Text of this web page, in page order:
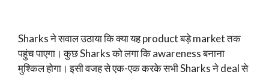
Sharks ने सवाल उठाया कि क्या यह product बड़े market तक
पहुंच पाएगा। कुछ Sharks को लगा कि awareness बनाना
मुश्किल होगा। इसी वजह से एक-एक करके सभी Sharks ने deal से